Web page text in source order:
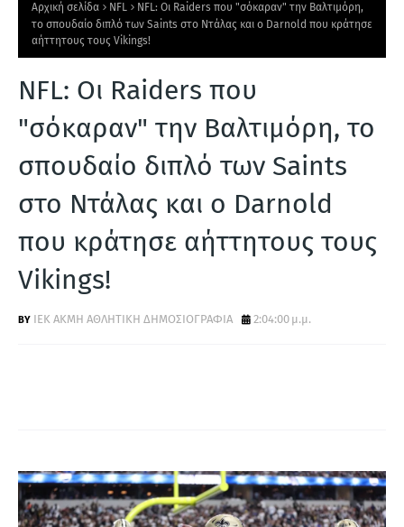
Ν
Ε
Αρχική σελίδα NFL
NFL: Οι Raiders που "σόκαραν" την Βαλτιμόρη,
το σπουδαίο διπλό των Saints στο Ντάλας και ο Darnold που κράτησε
αήττητους τους Vikings!
NFL: Οι Raiders που
"σόκαραν" την Βαλτιμόρη, το
σπουδαίο διπλό των Saints
στο Ντάλας και ο Darnold
που κράτησε αήττητους τους
Vikings!
ΙΕΚ ΑΚΜΗ ΑΘΛΗΤΙΚΗ ΔΗΜΟΣΙΟΓΡΑΦΙΑ 2:04:00 μ.μ.